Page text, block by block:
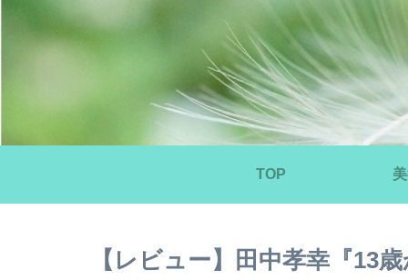
TOP
【レビュー】田中孝幸『13